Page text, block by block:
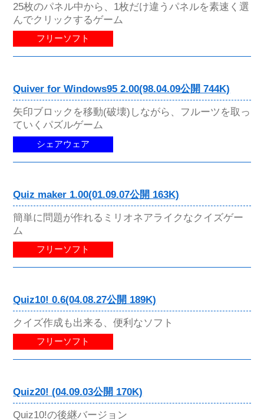
25枚のパネル中から、1枚だけ違うパネルを素速く選
んでクリックするゲーム
フリーソフト
Quiver for Windows95 2.00(98.04.09公開 744K)
矢印ブロックを移動(破壊)しながら、フルーツを取っ
ていくパズルゲーム
シェアウェア
Quiz maker 1.00(01.09.07公開 163K)
簡単に問題が作れるミリオネアライクなクイズゲー
ム
フリーソフト
Quiz10! 0.6(04.08.27公開 189K)
クイズ作成も出来る、便利なソフト
フリーソフト
Quiz20! (04.09.03公開 170K)
Quiz10!の後継バージョン